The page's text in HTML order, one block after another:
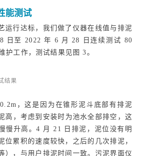
能测试
运行达标，我们做了仪器在线值与排泥
日至 2022 年 6 月 28 日连续测试 80
护工作，测试结果见图 3。
结果
，这是因为在锥形泥斗底部有排泥
高，考虑到安装时为池水全部排空，这
慢升高。4 月 21 日排泥，泥位没有明
累积的速度较快，之后的几次排泥，
，与用户排泥时间一致。污泥界面仪